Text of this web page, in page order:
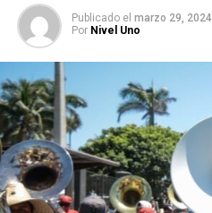
Publicado el marzo 29, 2024
Por Nivel Uno